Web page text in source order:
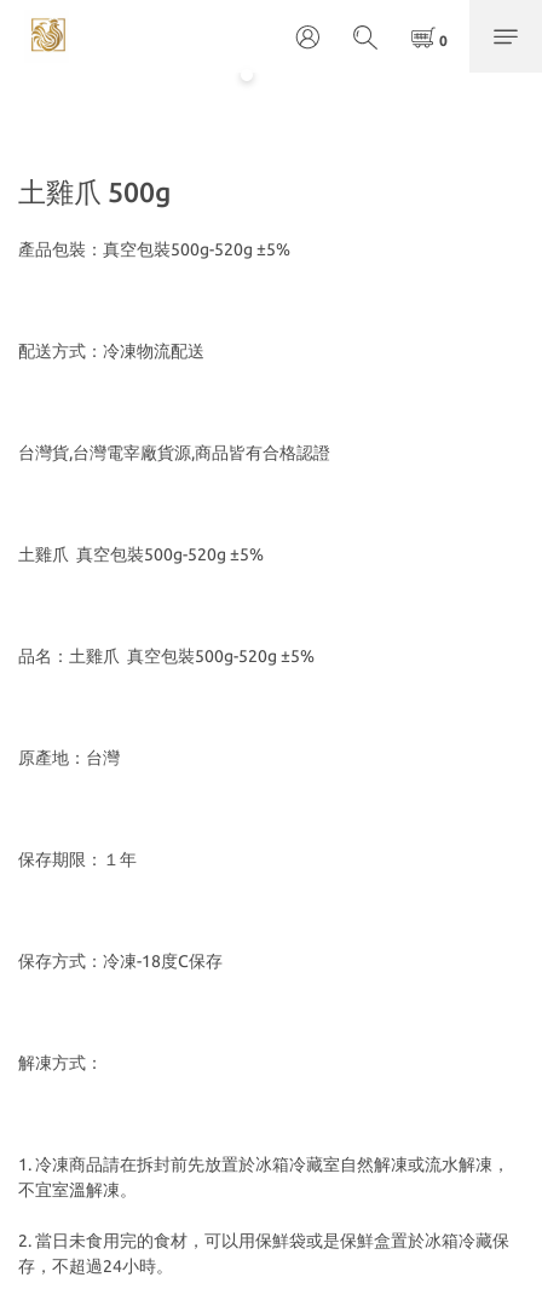
土雞爪 500g
產品包裝：真空包裝500g-520g ±5%
配送方式：冷凍物流配送
台灣貨,台灣電宰廠貨源,商品皆有合格認證
土雞爪  真空包裝500g-520g ±5%
品名：土雞爪  真空包裝500g-520g ±5%
原產地：台灣
保存期限：１年
保存方式：冷凍-18度C保存
解凍方式：
1. 冷凍商品請在拆封前先放置於冰箱冷藏室自然解凍或流水解凍，
不宜室溫解凍。
2. 當日未食用完的食材，可以用保鮮袋或是保鮮盒置於冰箱冷藏保
存，不超過24小時。